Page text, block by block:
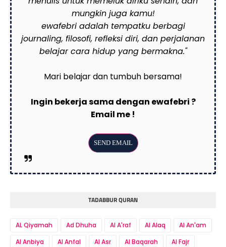
mungkin juga kamu!
ewafebri adalah tempatku berbagi
journaling, filosofi, refleksi diri, dan perjalanan
belajar cara hidup yang bermakna."
Mari belajar dan tumbuh bersama!
Ingin bekerja sama dengan ewafebri ?
Email me !
TADABBUR QURAN
AL Qiyamah Ad Dhuha Al A'raf Al Alaq
Al An'am
Al Anbiya
Al Anfal Al Asr Al Baqarah
Al Fajr